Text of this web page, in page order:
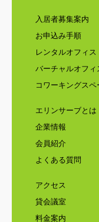
入居者募集案内
お申込み手順
レンタルオフィス
バーチャルオフィ
コワーキングスペ
エリンサーブとは
企業情報
会員紹介
よくある質問
アクセス
貸会議室
料金案内